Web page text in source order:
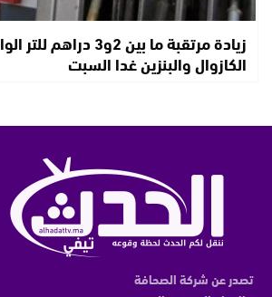
زيادة مرتقبة ما بين 2و3
الكازوال والبنزين غدا السبت
تصدر عن شركة الصحافة